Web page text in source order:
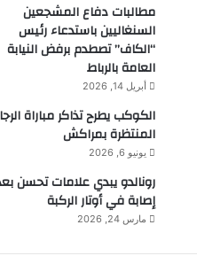
مطالبات دفاع المشجعين
السنغاليين باستدعاء رئيس
“الكاف” تصطدم برفض النيابة
العامة بالرباط
أبريل 14, 2026
الكوكب يطرح تذاكر مباراة
المنتظرة بمراكش
يونيو 6, 2026
رونالدو يبدي علامات تحسن
إصابة في أوتار الركبة
مارس 24, 2026